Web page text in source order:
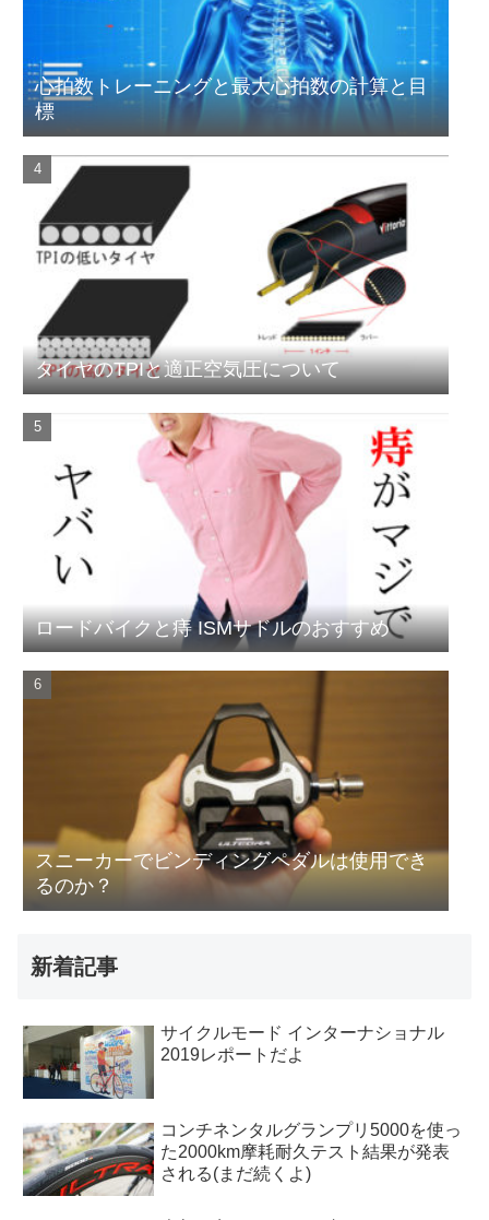
心拍数トレーニングと最大心拍数の計算と目
標
タイヤのTPIと適正空気圧について
ロードバイクと痔 ISMサドルのおすすめ
スニーカーでビンディングペダルは使用でき
るのか？
新着記事
サイクルモード インターナショナル
2019レポートだよ
コンチネンタルグランプリ5000を使っ
た2000km摩耗耐久テスト結果が発表
される(まだ続くよ)